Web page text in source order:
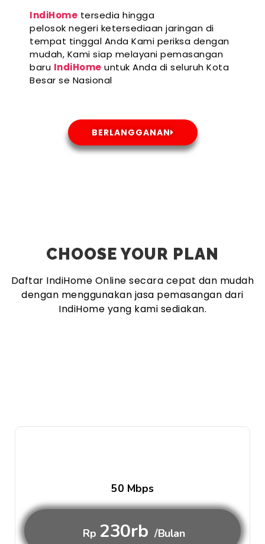
IndiHome tersedia hingga
pelosok negeri ketersediaan jaringan di
tempat tinggal Anda Kami periksa dengan
mudah, Kami siap melayani pemasangan
baru IndiHome untuk Anda di seluruh Kota
Besar se Nasional
BERLANGGANAN
CHOOSE YOUR PLAN
Daftar IndiHome Online secara cepat dan mudah
dengan menggunakan jasa pemasangan dari
IndiHome yang kami sediakan.
50 Mbps
Rp 230rb /Bulan